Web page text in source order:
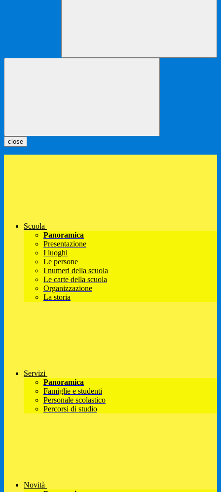
close
Scuola
Panoramica
Presentazione
I luoghi
Le persone
I numeri della scuola
Le carte della scuola
Organizzazione
La storia
Servizi
Panoramica
Famiglie e studenti
Personale scolastico
Percorsi di studio
Novità